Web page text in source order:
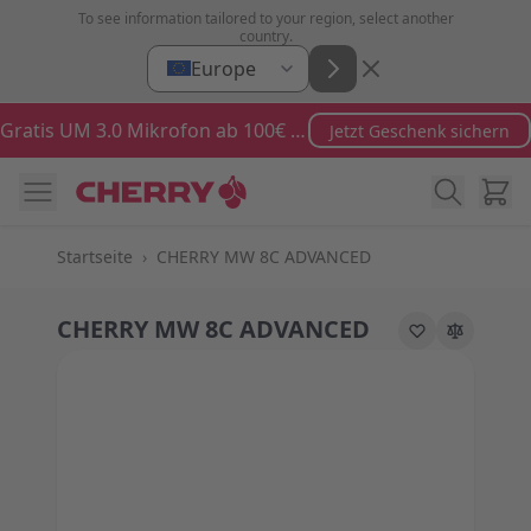
Zum Inhalt springen
To see information tailored to your region, select another
country.
Europe
Gratis UM 3.0 Mikrofon ab 100€ Bestellwert Jetzt Geschenk sichern
Startseite › CHERRY MW 8C ADVANCED
CHERRY MW 8C ADVANCED